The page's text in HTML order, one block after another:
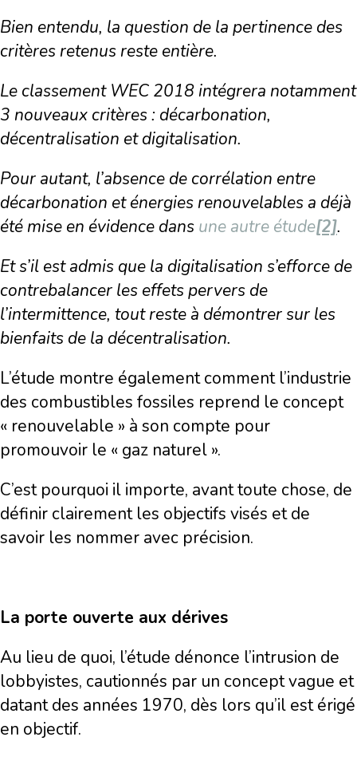
Bien entendu, la question de la pertinence des
critères retenus reste entière.
Le classement WEC 2018 intégrera notamment
3 nouveaux critères : décarbonation,
décentralisation et digitalisation.
Pour autant, l’absence de corrélation entre
décarbonation et énergies renouvelables a déjà
été mise en évidence dans une autre étude[2].
Et s’il est admis que la digitalisation s’efforce de
contrebalancer les effets pervers de
l’intermittence, tout reste à démontrer sur les
bienfaits de la décentralisation.
L’étude montre également comment l’industrie
des combustibles fossiles reprend le concept
« renouvelable » à son compte pour
promouvoir le « gaz naturel ».
C’est pourquoi il importe, avant toute chose, de
définir clairement les objectifs visés et de
savoir les nommer avec précision.
La porte ouverte aux dérives
Au lieu de quoi, l’étude dénonce l’intrusion de
lobbyistes, cautionnés par un concept vague et
datant des années 1970, dès lors qu’il est érigé
en objectif.